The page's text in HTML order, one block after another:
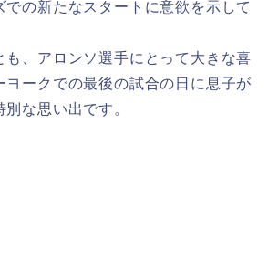
での新たなスタートに意欲を示して
も、アロンソ選手にとって大きな喜
ヨークでの最後の試合の日に息子が
な思い出です。